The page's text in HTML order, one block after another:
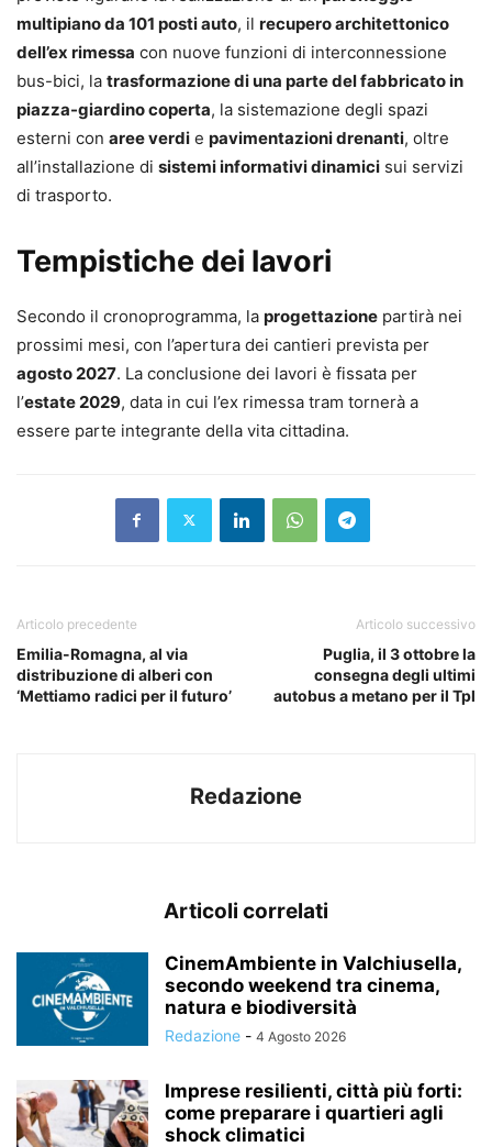
multipiano da 101 posti auto, il recupero architettonico
dell’ex rimessa con nuove funzioni di interconnessione
bus-bici, la trasformazione di una parte del fabbricato in
piazza-giardino coperta, la sistemazione degli spazi
esterni con aree verdi e pavimentazioni drenanti, oltre
all’installazione di sistemi informativi dinamici sui servizi
di trasporto.
Tempistiche dei lavori
Secondo il cronoprogramma, la progettazione partirà nei
prossimi mesi, con l’apertura dei cantieri prevista per
agosto 2027. La conclusione dei lavori è fissata per
l’estate 2029, data in cui l’ex rimessa tram tornerà a
essere parte integrante della vita cittadina.
Articolo precedente
Emilia-Romagna, al via
distribuzione di alberi con
‘Mettiamo radici per il futuro’
Articolo successivo
Puglia, il 3 ottobre la
consegna degli ultimi
autobus a metano per il Tpl
Redazione
Articoli correlati
CinemAmbiente in Valchiusella,
secondo weekend tra cinema,
natura e biodiversità
Redazione - 4 Agosto 2026
Imprese resilienti, città più forti:
come preparare i quartieri agli
shock climatici